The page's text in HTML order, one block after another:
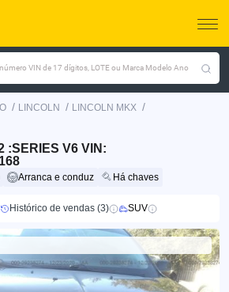
VIN de 17 dígitos, LOTE ou Marca Modelo Ano
/ LINCOLN / LINCOLN MKX /
:SERIES V6 VIN:
Arranca e conduz Há chaves
Histórico de vendas (3) SUV